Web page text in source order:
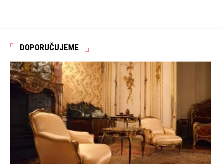
DOPORUČUJEME